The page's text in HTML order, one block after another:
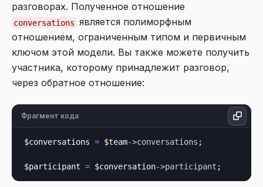
разговорах. Полученное отношение
conversations является полиморфным
отношением, ограниченным типом и первичным
ключом этой модели. Вы также можете получить
участника, которому принадлежит разговор,
через обратное отношение:
Фрагмент кода
$conversations = $team->conversations ;
$participant = $conversation->participant